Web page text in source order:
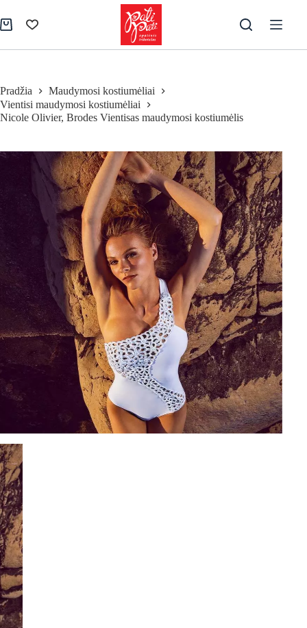
to
content
Pirkinių
Pradžia
Maudymosi kostiumėliai
Vientisi maudymosi kostiumėliai
Nicole Olivier, Brodes Vientisas maudymosi kostiumėlis